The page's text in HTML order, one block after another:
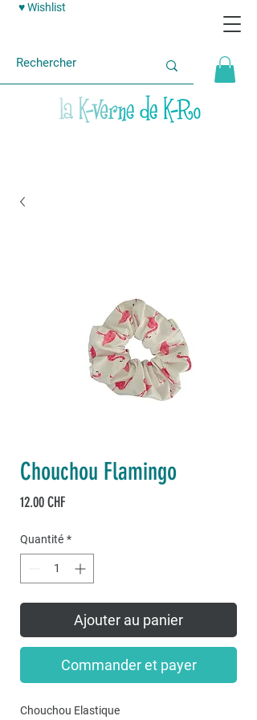
♥ Wishlist
Chouchou Flamingo
12.00 CHFPrix
Quantité *
Ajouter au panier
Commander et payer
Chouchou Elastique